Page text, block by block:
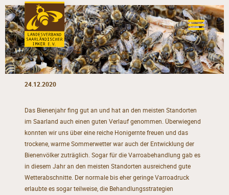
24.12.2020
Das Bienenjahr fing gut an und hat an den meisten Standorten
im Saarland auch einen guten Verlauf genommen. Überwiegend
konnten wir uns über eine reiche Honigernte freuen und das
trockene, warme Sommerwetter war auch der Entwicklung der
Bienenvölker zuträglich. Sogar für die Varroabehandlung gab es
in diesem Jahr an den meisten Standorten ausreichend gute
Wetterabschnitte. Der normale bis eher geringe Varroadruck
erlaubte es sogar teilweise, die Behandlungsstrategien